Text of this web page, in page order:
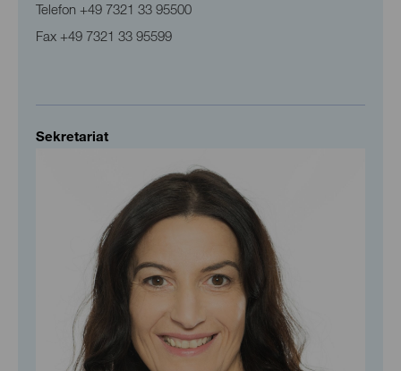
Telefon +49 7321 33 95500
Fax +49 7321 33 95599
Sekretariat